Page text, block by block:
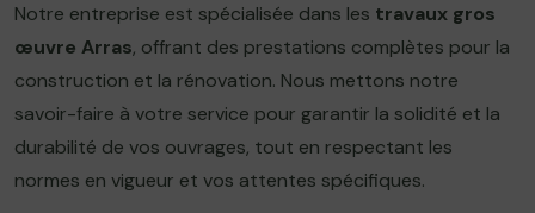
Notre entreprise est spécialisée dans les travaux gros
œuvre Arras, offrant des prestations complètes pour la
construction et la rénovation. Nous mettons notre
savoir-faire à votre service pour garantir la solidité et la
durabilité de vos ouvrages, tout en respectant les
normes en vigueur et vos attentes spécifiques.